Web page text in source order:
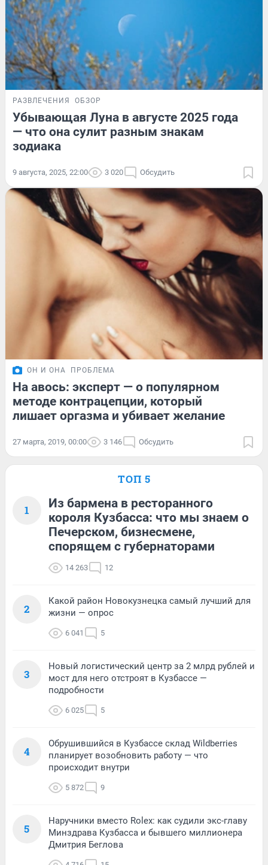
РАЗВЛЕЧЕНИЯ ОБЗОР
Убывающая Луна в августе 2025 года
— что она сулит разным знакам
зодиака
9 августа, 2025, 22:00 3 020 Обсудить
ОН И ОНА ПРОБЛЕМА
На авось: эксперт — о популярном
методе контрацепции, который
лишает оргазма и убивает желание
27 марта, 2019, 00:00 3 146 Обсудить
ТОП 5
1
Из бармена в ресторанного
короля Кузбасса: что мы знаем о
Печерском, бизнесмене,
спорящем с губернаторами
14 263 12
2
Какой район Новокузнецка самый лучший для
жизни — опрос
6 041 5
3
Новый логистический центр за 2 млрд рублей и
мост для него отстроят в Кузбассе —
подробности
6 025 5
4
Обрушившийся в Кузбассе склад Wildberries
планирует возобновить работу — что
происходит внутри
5 872 9
5
Наручники вместо Rolex: как судили экс-главу
Минздрава Кузбасса и бывшего миллионера
Дмитрия Беглова